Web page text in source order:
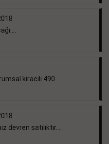
kiracılı 490...
devren satılıktır....